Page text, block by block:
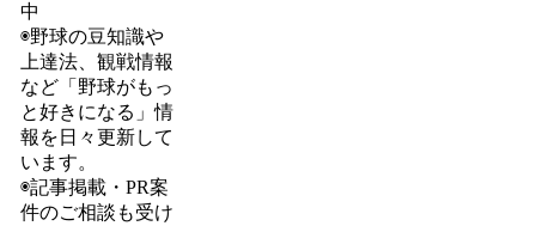
中
◉野球の豆知識や
上達法、観戦情報
など「野球がもっ
と好きになる」情
報を日々更新して
います。
◉記事掲載・PR案
件のご相談も受け